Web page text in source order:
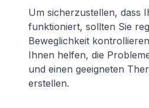
Um sicherzustellen, dass
funktioniert, sollten Sie
Beweglichkeit
Ihnen helfen, die
und einen geeigneten
erstellen.